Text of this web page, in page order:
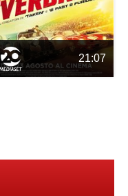
21:07